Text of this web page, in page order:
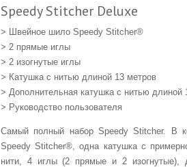
Speedy Stitcher Deluxe
> Швейное шило Speedy Stitcher®
> 2 прямые иглы
> 2 изогнутые иглы
> Катушка с нитью длиной 13 метров
> Дополнительная катушка с нитью длиной
> Руководство пользователя
Самый полный набор Speedy Stitcher. В
Speedy Stitcher®, одна катушка с
нити, 4 иглы (2 прямые и 2 изогнутые),